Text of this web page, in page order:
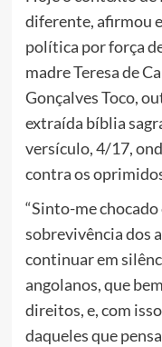
diferente, afirmou
política por força
madre Teresa de
Gonçalves Toco,
extraída bíblia
versículo, 4/17,
contra os
“Sinto-me
sobrevivência dos
continuar em
angolanos, que
direitos, e, com
daqueles que